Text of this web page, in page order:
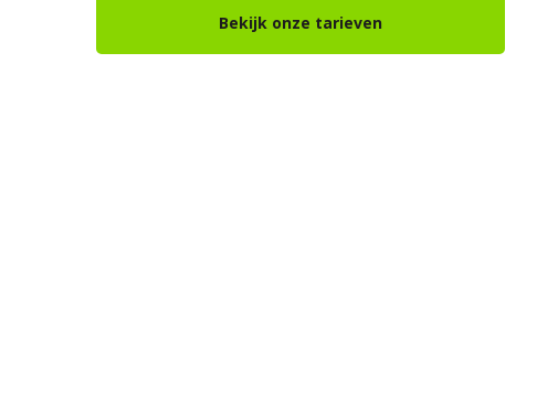
Bekijk onze tarieven